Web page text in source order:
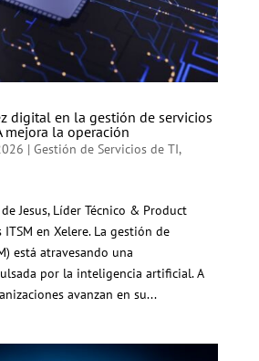
digital en la gestión de servicios
mejora la operación
| Gestión de Servicios de TI,
Jesus, Líder Técnico & Product
en Xelere. La gestión de
está atravesando una
por la inteligencia artificial. A
avanzan en su...